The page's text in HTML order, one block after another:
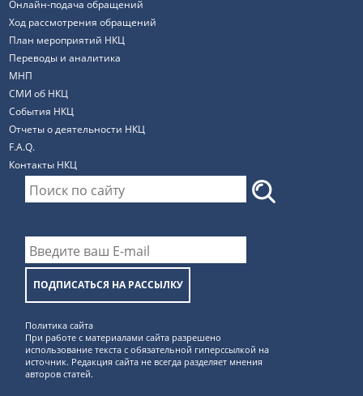
Онлайн-подача обращений
Ход рассмотрения обращений
План мероприятий НКЦ
Переводы и аналитика
МНП
СМИ об НКЦ
События НКЦ
Отчеты о деятельности НКЦ
F.A.Q.
Контакты НКЦ
ПОДПИСАТЬСЯ НА РАССЫЛКУ
Политика сайта
При работе с материалами сайта разрешено
использование текста с обязательной гиперссылкой на
источник. Редакция сайта не всегда разделяет мнения
авторов статей.